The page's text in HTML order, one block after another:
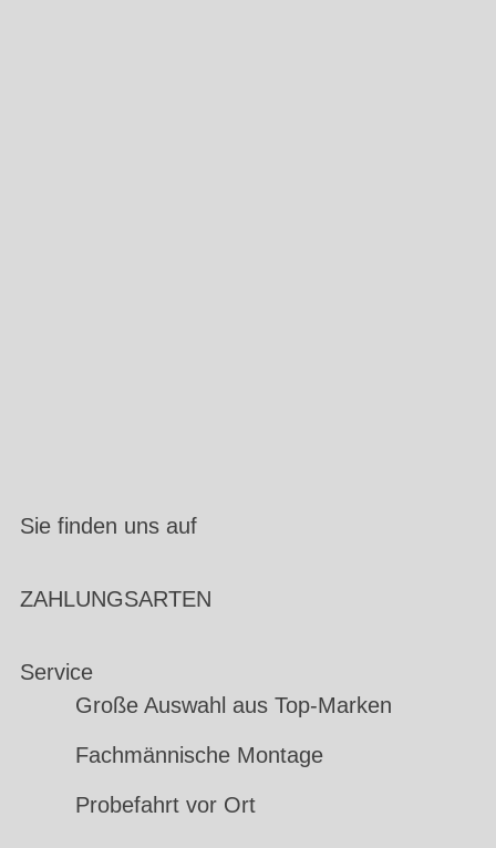
Sie finden uns auf
ZAHLUNGSARTEN
Service
Große Auswahl aus Top-Marken
Fachmännische Montage
Probefahrt vor Ort